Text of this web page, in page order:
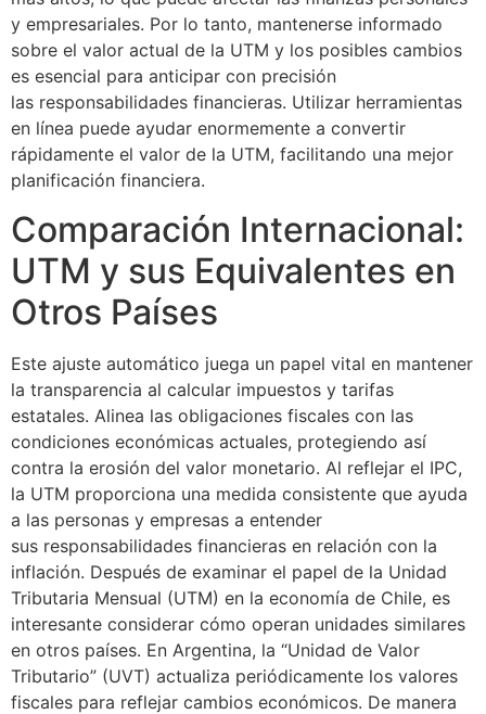
y empresariales. Por lo tanto, mantenerse informado
sobre el valor actual de la UTM y los posibles cambios
es esencial para anticipar con precisión
las responsabilidades financieras. Utilizar herramientas
en línea puede ayudar enormemente a convertir
rápidamente el valor de la UTM, facilitando una mejor
planificación financiera.
Comparación Internacional:
UTM y sus Equivalentes en
Otros Países
Este ajuste automático juega un papel vital en mantener
la transparencia al calcular impuestos y tarifas
estatales. Alinea las obligaciones fiscales con las
condiciones económicas actuales, protegiendo así
contra la erosión del valor monetario. Al reflejar el IPC,
la UTM proporciona una medida consistente que ayuda
a las personas y empresas a entender
sus responsabilidades financieras en relación con la
inflación. Después de examinar el papel de la Unidad
Tributaria Mensual (UTM) en la economía de Chile, es
interesante considerar cómo operan unidades similares
en otros países. En Argentina, la “Unidad de Valor
Tributario” (UVT) actualiza periódicamente los valores
fiscales para reflejar cambios económicos. De manera